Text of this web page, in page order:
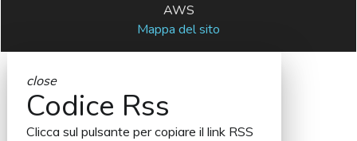
AWS
Mappa del sito
close
Codice Rss
Clicca sul pulsante per copiare il link RSS